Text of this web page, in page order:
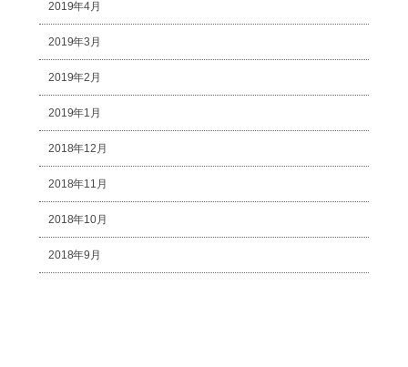
2019年4月
2019年3月
2019年2月
2019年1月
2018年12月
2018年11月
2018年10月
2018年9月